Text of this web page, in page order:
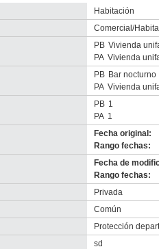
Habitación
Comercial/
PB Vivienda
PA Vivienda
PB Bar nocturno
PA Vivienda
PB 1
PA 1
Fecha original:
Rango fechas:
Fecha de
Rango fechas:
Privada
Común
Protección
sd